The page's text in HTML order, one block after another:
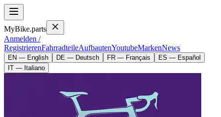
MyBike.parts
Anmelden /
RegistrierenFahrradteileAufbautenYoutubeMarkenNews
EN — English DE — Deutsch FR — Français
ES — Español
IT — Italiano